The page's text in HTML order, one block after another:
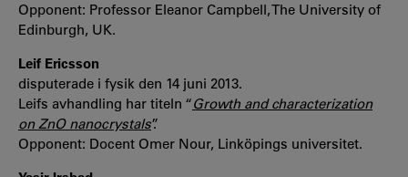
Opponent: Professor Eleanor Campbell, The University of
Edinburgh, UK.
Leif Ericsson
disputerade i fysik den 14 juni 2013.
Leifs avhandling har titeln “Growth and characterization
on ZnO nanocrystals”.
Opponent: Docent Omer Nour, Linköpings universitet.